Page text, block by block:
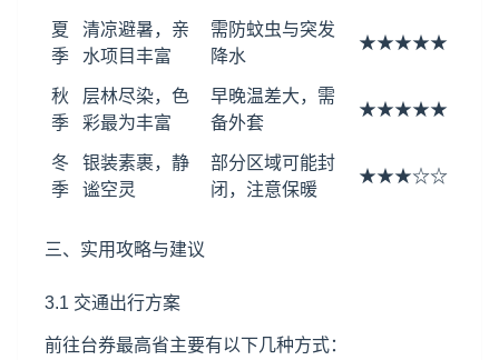
夏
季
清凉避暑，亲
水项目丰富
需防蚊虫与突发
降水
★★★★★
秋
季
层林尽染，色
彩最为丰富
早晚温差大，需
备外套
★★★★★
冬
季
银装素裹，静
谧空灵
部分区域可能封
闭，注意保暖
★★★☆☆
三、实用攻略与建议
3.1 交通出行方案
前往台券最高省主要有以下几种方式：